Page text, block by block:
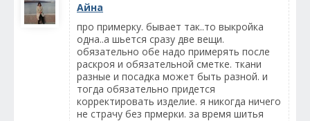
Айна
про примерку. бывает так..то выкройка
одна..а шьется сразу две вещи.
обязательно обе надо примерять после
раскроя и обязательной сметке. ткани
разные и посадка может быть разной. и
тогда обязательно придется
корректировать изделие. я никогда ничего
не страчу без прмерки. за время шитья